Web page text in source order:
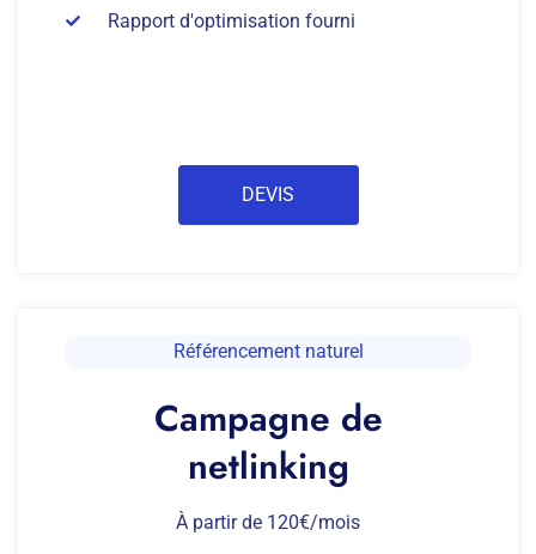
Rapport d'optimisation fourni
DEVIS
Référencement naturel
Campagne de
netlinking
À partir de 120€/mois